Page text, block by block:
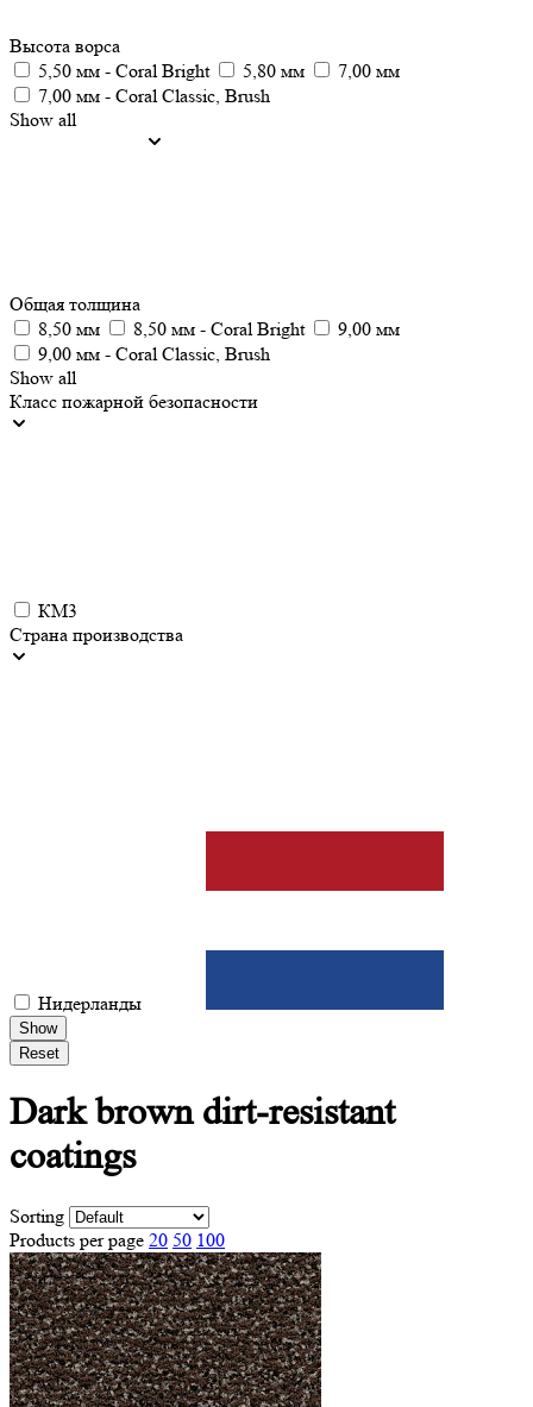
Высота ворса
5,50 мм - Coral Bright
5,80 мм
7,00 мм
7,00 мм - Coral Classic, Brush
Show all
Общая толщина
8,50 мм
8,50 мм - Coral Bright
9,00 мм
9,00 мм - Coral Classic, Brush
Show all
Класс пожарной безопасности
КМ3
Страна производства
Нидерланды
Show
Reset
Dark browndirt-resistant
coatings
Sorting
Products per page 20 50 100